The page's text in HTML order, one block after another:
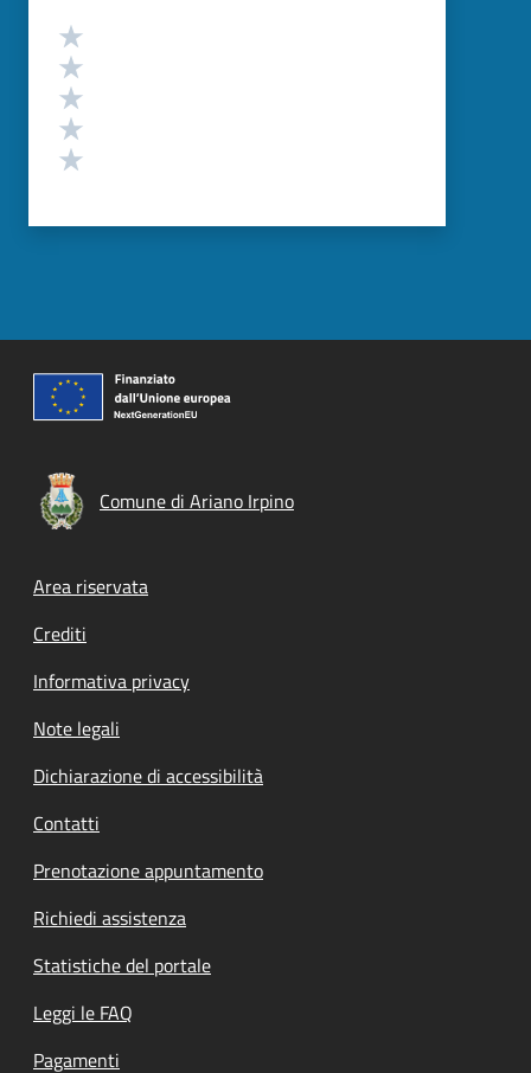
Valutazione
Comune di Ariano Irpino
Footer menu
Area riservata
Crediti
Informativa privacy
Note legali
Dichiarazione di accessibilità
Contatti
Prenotazione appuntamento
Richiedi assistenza
Statistiche del portale
Leggi le FAQ
Pagamenti